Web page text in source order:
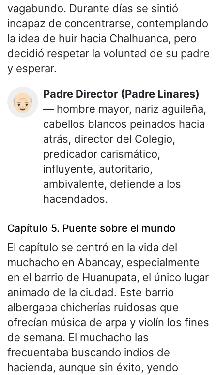
vagabundo. Durante días se sintió
incapaz de concentrarse, contemplando
la idea de huir hacia Chalhuanca, pero
decidió respetar la voluntad de su padre
y esperar.
👴🏻
Padre Director (Padre Linares)
— hombre mayor, nariz aguileña,
cabellos blancos peinados hacia
atrás, director del Colegio,
predicador carismático,
influyente, autoritario,
ambivalente, defiende a los
hacendados.
Capítulo 5. Puente sobre el mundo
El capítulo se centró en la vida del
muchacho en Abancay, especialmente
en el barrio de Huanupata, el único lugar
animado de la ciudad. Este barrio
albergaba chicherías ruidosas que
ofrecían música de arpa y violín los fines
de semana. El muchacho las
frecuentaba buscando indios de
hacienda, aunque sin éxito, yendo